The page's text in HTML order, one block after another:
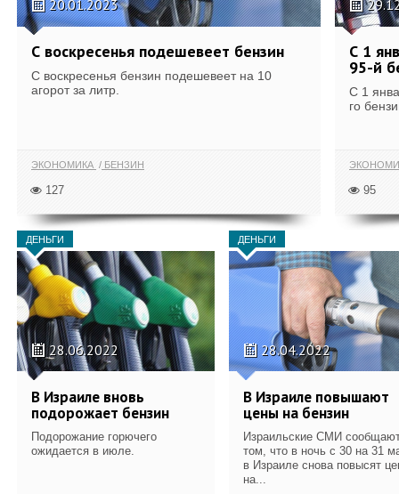
20.01.2023
С воскресенья подешевеет бензин
С воскресенья бензин подешевеет на 10
агорот за литр.
ЭКОНОМИКА БЕНЗИН
127
С 1
95-й
С 1
го
95
ДЕНЬГИ
28.06.2022
В Израиле вновь
подорожает бензин
Подорожание горючего
ожидается в июле.
ДЕНЬГИ
28.04.2022
В Израиле повышают
цены на бензин
Израильские СМИ
том, что в ночь с 30 на 31
в Израиле снова повысят
на...